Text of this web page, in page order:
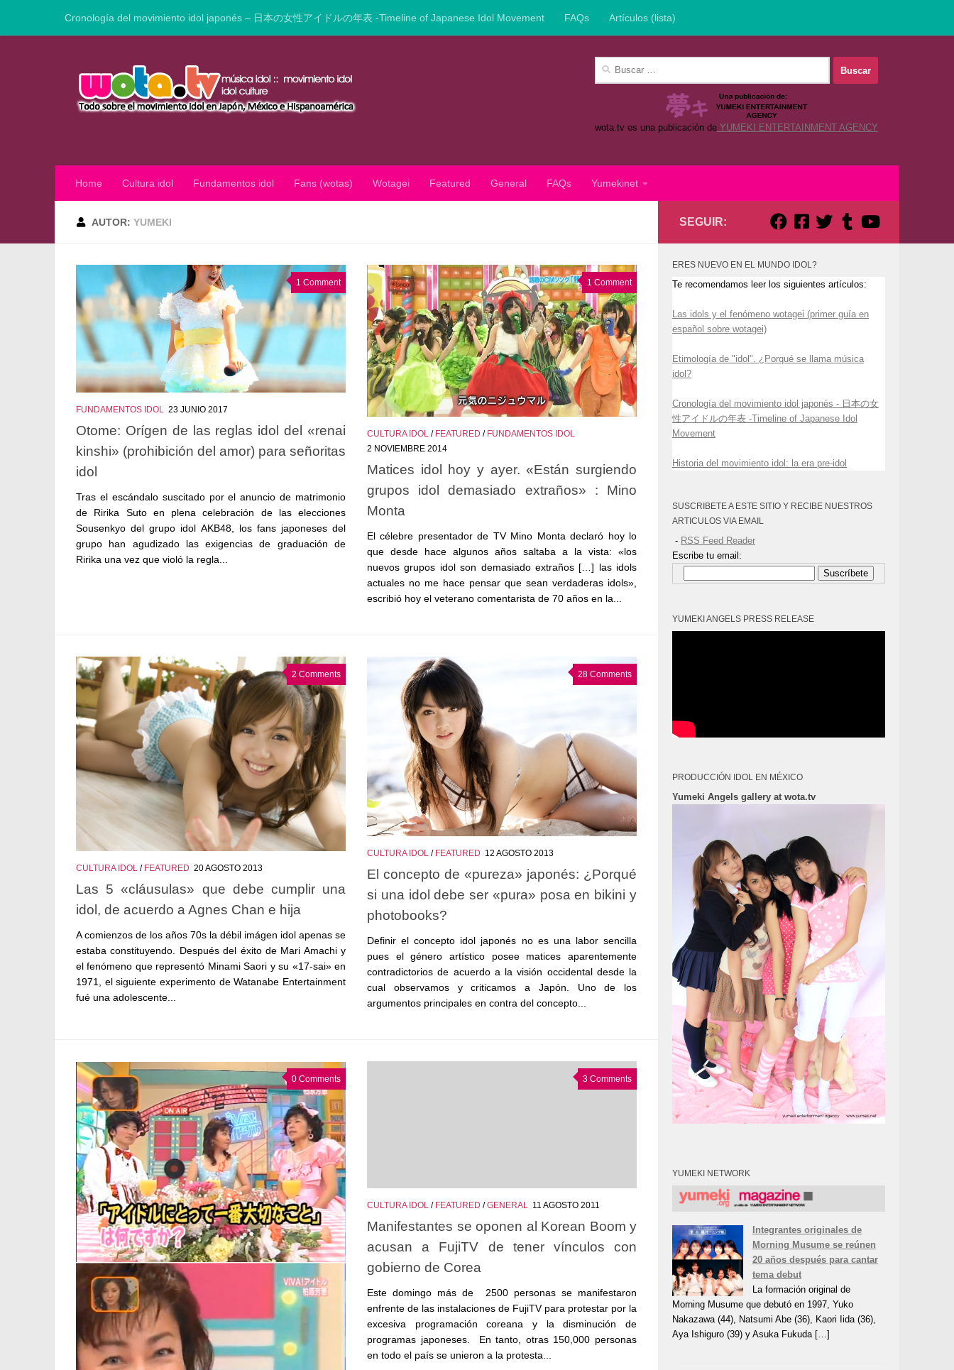
Saltar al contenido
Cronología del movimiento idol japonés – 日本の女性アイドルの年表 -Timeline of Japanese Idol Movement FAQs Artículos (lista)
Buscar:
wota.tv es una publicación de YUMEKI ENTERTAINMENT AGENCY
Home Cultura idol Fundamentos idol Fans (wotas) Wotagei Featured General FAQs Yumekinet
AUTOR:YUMEKI
1 Comment
FUNDAMENTOS IDOL 23 JUNIO 2017
Otome: Orígen de las reglas idol del «renai
kinshi» (prohibición del amor) para señoritas
idol
Tras el escándalo suscitado por el anuncio de matrimonio
de Ririka Suto en plena celebración de las elecciones
Sousenkyo del grupo idol AKB48, los fans japoneses del
grupo han agudizado las exigencias de graduación de
Ririka una vez que violó la regla...
1 Comment
CULTURA IDOL / FEATURED / FUNDAMENTOS IDOL
2 NOVIEMBRE 2014
Matices idol hoy y ayer. «Están surgiendo
grupos idol demasiado extraños» : Mino
Monta
El célebre presentador de TV Mino Monta declaró hoy lo
que desde hace algunos años saltaba a la vista: «los
nuevos grupos idol son demasiado extraños […] las idols
actuales no me hace pensar que sean verdaderas idols»,
escribió hoy el veterano comentarista de 70 años en la...
2 Comments
CULTURA IDOL / FEATURED 20 AGOSTO 2013
Las 5 «cláusulas» que debe cumplir una
idol, de acuerdo a Agnes Chan e hija
A comienzos de los años 70s la débil imágen idol apenas se
estaba constituyendo. Después del éxito de Mari Amachi y
el fenómeno que representó Minami Saori y su «17-sai» en
1971, el siguiente experimento de Watanabe Entertainment
fué una adolescente...
28 Comments
CULTURA IDOL / FEATURED 12 AGOSTO 2013
El concepto de «pureza» japonés: ¿Porqué
si una idol debe ser «pura» posa en bikini y
photobooks?
Definir el concepto idol japonés no es una labor sencilla
pues el género artístico posee matices aparentemente
contradictorios de acuerdo a la visión occidental desde la
cual observamos y criticamos a Japón. Uno de los
argumentos principales en contra del concepto...
0 Comments 3 Comments
CULTURA IDOL / FEATURED /GENERAL 11 AGOSTO 2011
Manifestantes se oponen al Korean Boom y
acusan a FujiTV de tener vínculos con
gobierno de Corea
Este domingo más de 2500 personas se manifestaron
enfrente de las instalaciones de FujiTV para protestar por la
excesiva programación coreana y la disminución de
programas japoneses. En tanto, otras 150,000 personas
en todo el país se unieron a la protesta...
SEGUIR:
ERES NUEVO EN EL MUNDO IDOL?
Te recomendamos leer los siguientes artículos:
Las idols y el fenómeno wotagei (primer guía en
español sobre wotagei)
Etimología de "idol". ¿Porqué se llama música
idol?
Cronología del movimiento idol japonés - 日本の女
性アイドルの年表 -Timeline of Japanese Idol
Movement
Historia del movimiento idol: la era pre-idol
SUSCRIBETE A ESTE SITIO Y RECIBE NUESTROS
ARTICULOS VIA EMAIL
- RSS Feed Reader
Escribe tu email:
Suscríbete
YUMEKI ANGELS PRESS RELEASE
PRODUCCIÓN IDOL EN MÉXICO
Yumeki Angels gallery at wota.tv
YUMEKI NETWORK
Integrantes originales de
Morning Musume se reúnen
20 años después para cantar
tema debut
La formación original de
Morning Musume que debutó en 1997, Yuko
Nakazawa (44), Natsumi Abe (36), Kaori Iida (36),
Aya Ishiguro (39) y Asuka Fukuda […]